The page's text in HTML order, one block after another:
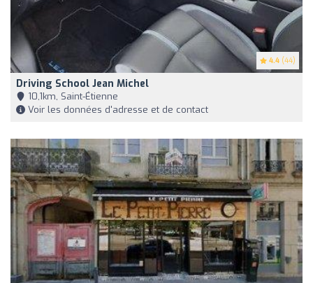
4.4 (44)
Driving School Jean Michel
10,1km, Saint-Étienne
Voir les données d'adresse et de contact